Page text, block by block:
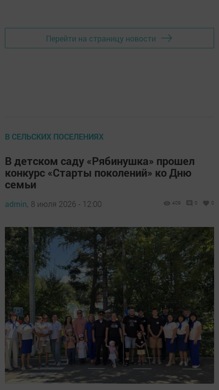
Перейти на страницу новости
В СЕЛЬСКИХ ПОСЕЛЕНИЯХ
В детском саду «Рябинушка» прошел
конкурс «Старты поколений» ко Дню
семьи
admin, 8 июля 2026 - 12:00 409 0 0